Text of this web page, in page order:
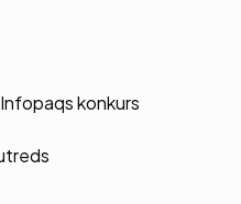
konkurs